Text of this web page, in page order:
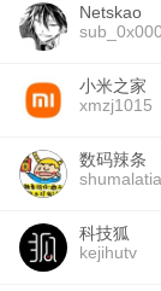
Netskao
小米之家
xmzj1015
数码辣条
科技狐
kejihutv